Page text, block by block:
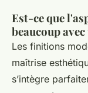
Est-ce que
beaucoup
Les finitions
maîtrise
s’intègre